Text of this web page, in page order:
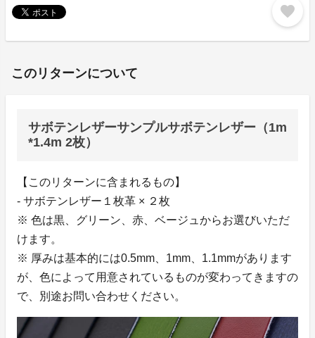
favorite
このリターンについて
サボテンレザーサンプルサボテンレザー（1m
*1.4m 2枚）
【このリターンに含まれるもの】
- サボテンレザー１枚革 × ２枚
※ 色は黒、グリーン、赤、ベージュからお選びいただ
けます。
※ 厚みは基本的には0.5mm、1mm、1.1mmがあります
が、色によって用意されているものが変わってきますの
で、別途お問い合わせください。